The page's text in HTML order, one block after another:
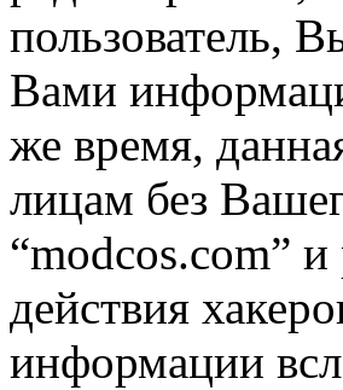
пользователь,
Вами
же время,
лицам без
“modcos.com” и
действия
информации